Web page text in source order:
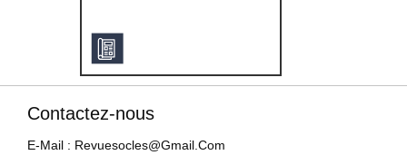
Contactez-nous
E-Mail : Revuesocles@gmail.com